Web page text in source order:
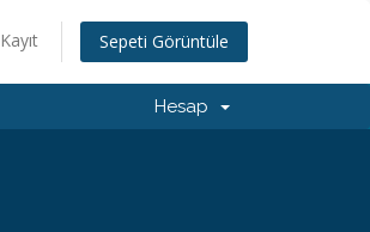
Kayıt Sepeti Görüntüle
Hesap